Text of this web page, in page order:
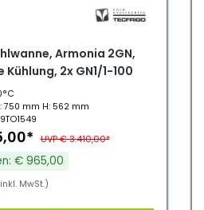
Armonia 2GN,
2x GN1/1-100
750 mm H: 562 mm
UVP € 3.410,00*
€ 965,00
MwSt.)